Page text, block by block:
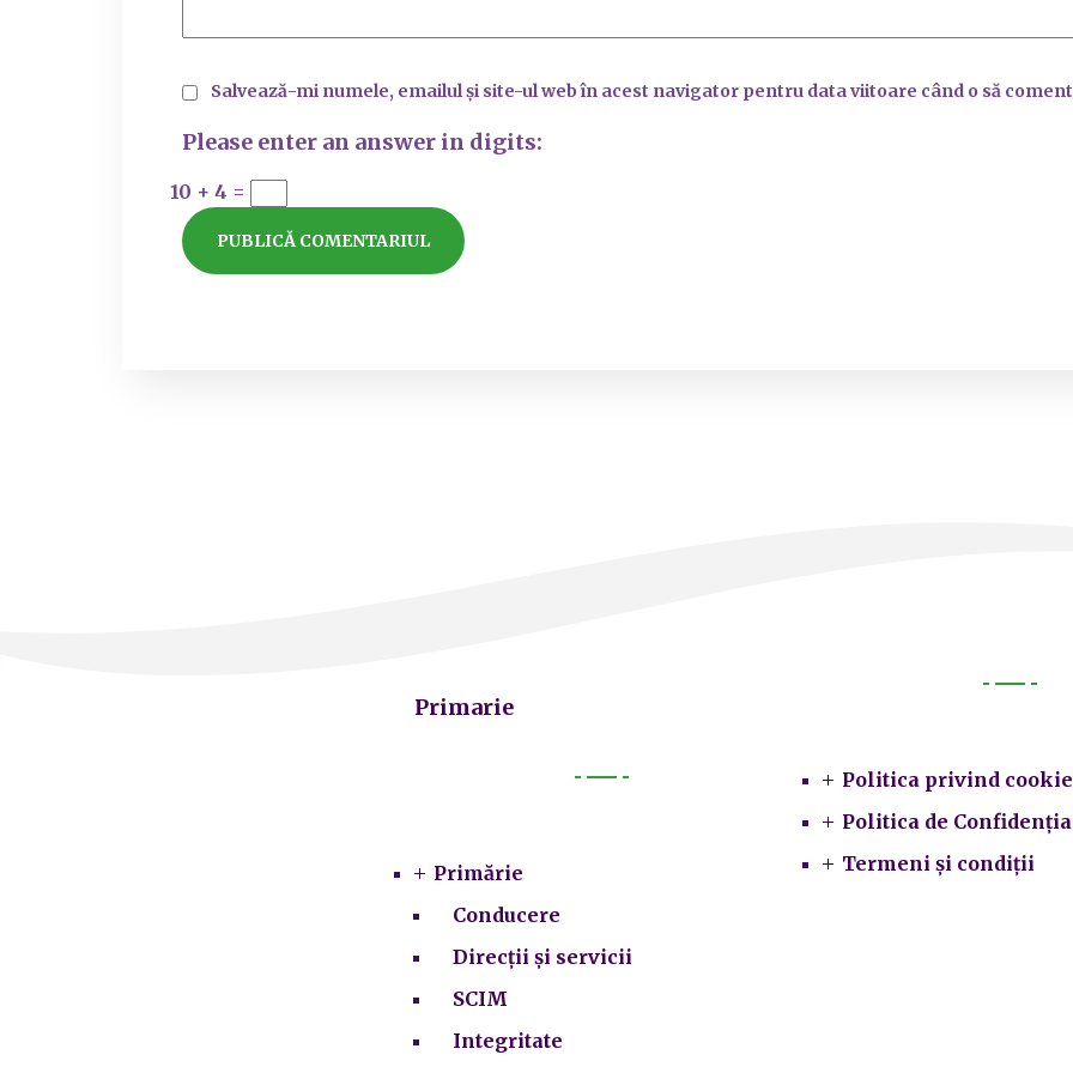
Salvează-mi numele, emailul și site-ul web în acest navigator pentru data viitoare când o să
Please enter an answer in digits:
10 + 4 =
Primarie
Primărie
Conducere
Direcții și servicii
SCIM
Integritate
Politica privind
Politica de
Termeni și condiții